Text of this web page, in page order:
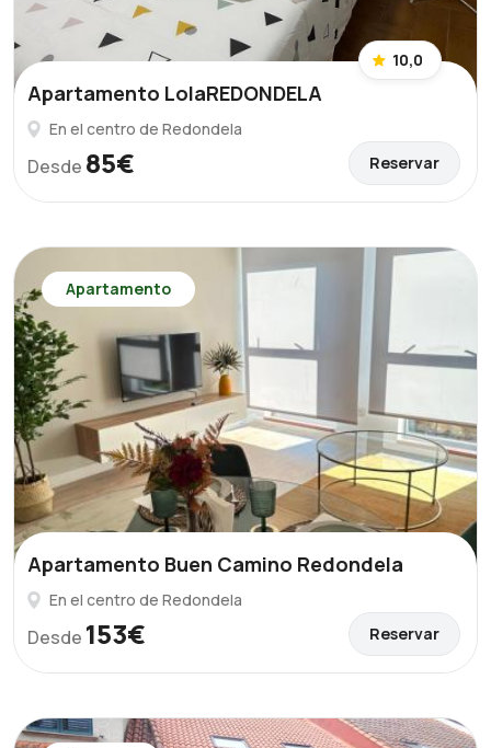
10,0
Apartamento LolaREDONDELA
En el centro de Redondela
Desde 85€ Reservar
Apartamento
Apartamento Buen Camino Redondela
En el centro de Redondela
Desde 153€ Reservar